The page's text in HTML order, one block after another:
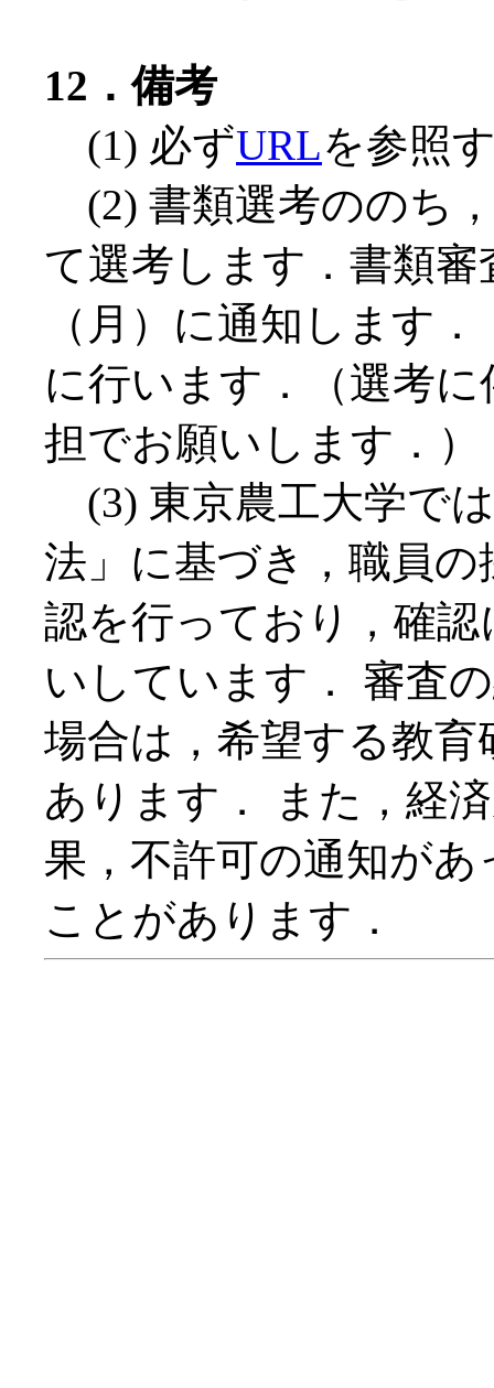
12．備考
(1) 必ずURLを参照
(2) 書類選考ののち
て選考します．書類
（月）に通知します
に行います．（選考
担でお願いします．）
(3) 東京農工大学で
法」に基づき，職員
認を行っており，確
いしています． 審査
場合は，希望する教
あります． また，経
果，不許可の通知が
ことがあります．